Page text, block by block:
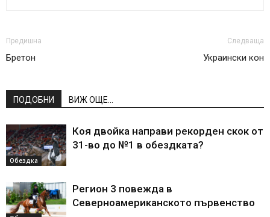
Предишна
Бретон
Следваща
Украински кон
ПОДОБНИ ВИЖ ОЩЕ...
Обездка
Коя двойка направи рекорден скок от
31-во до №1 в обездката?
Регион 3 повежда в
Северноамериканското първенство